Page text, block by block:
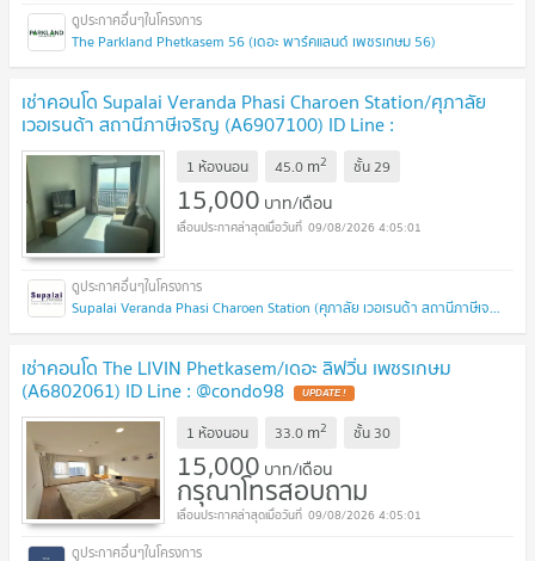
The Parkland Phetkasem 56 (เดอะ พาร์คแลนด์ เพชรเกษม 56)
เช่าคอนโด Supalai Veranda Phasi Charoen Station/ศุภาลัย
เวอเรนด้า สถานีภาษีเจริญ (A6907100) ID Line :
@condo42
1 ห้องนอน 45.0 m2 ชั้น29
15,000 บาท/เดือน
09/08/2026 4:05:01
Supalai Veranda Phasi Charoen Station (ศุภาลัย เวอเรนด้า สถานีภาษีเจริญ)
เช่าคอนโด The LIVIN Phetkasem/เดอะ ลิฟวิ่น เพชรเกษม
(A6802061) ID Line : @condo98
1 ห้องนอน 33.0 m2 ชั้น 30
15,000 บาท/เดือน
กรุณาโทรสอบถาม
09/08/2026 4:05:01